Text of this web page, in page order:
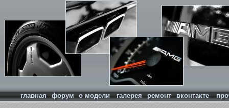
главная форум о модели галерея ремонт вконтакте